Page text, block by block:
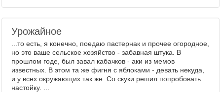
Урожайное
...то есть, я конечно, поедаю пастернак и прочее огородное,
но это ваше сельское хозяйство - забавная штука. В
прошлом годе, был завал кабачков - аки из мемов
известных. В этом та же фигня с яблоками - девать некуда,
и у всех окружающих так же. Со скуки решил попробовать
настойку. ...